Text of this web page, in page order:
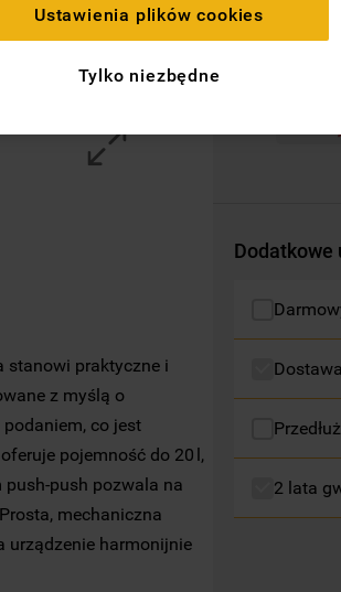
stanowi praktyczne i
z myślą o
co jest
pojemność do 20 l,
pozwala na
mechaniczna
urządzenie harmonijnie
Dodatkowe
2 lata
pliki cookie), cele statystyczne
użytkowników (analityczne
), a także wyświetlanie reklam
do zainteresowań
i na platformach
(
Spółka
danych osobowych
dostępne są w naszej
.
przycisk„AKCEPTUJĘ WSZYSTKIE
COOKIES", wyrażają Państwo zgodę
wszystkich rodzajów plików
Ustawienia plików cookies
Tylko niezbędne